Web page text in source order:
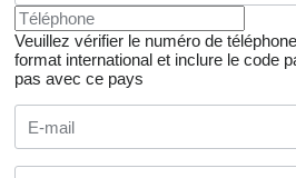
Veuillez vérifier le numéro de
format international et inclure le code
pas avec ce pays